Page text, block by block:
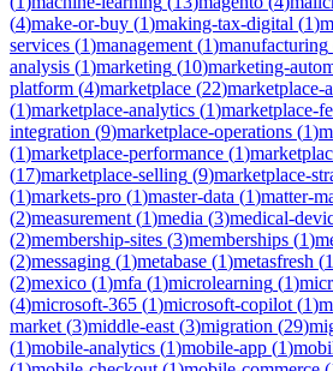
(4)make-or-buy (1)making-tax-digital (1)
services (1)management (1)manufacturing
analysis (1)marketing (10)marketing-
platform (4)marketplace (22)marketplace-
(1)marketplace-analytics (1)marketplace-
integration (9)marketplace-operations (1)
(1)marketplace-performance (1)
(17)marketplace-selling (9)marketplace-
(1)markets-pro (1)master-data (1)matter-
(2)measurement (1)media (3)medical-
(2)membership-sites (3)memberships (1)
(2)messaging (1)metabase (1)metasfresh (1
(2)mexico (1)mfa (1)microlearning (1)
(4)microsoft-365 (1)microsoft-copilot (1)
market (3)middle-east (3)migration (29)
(1)mobile-analytics (1)mobile-app (1)